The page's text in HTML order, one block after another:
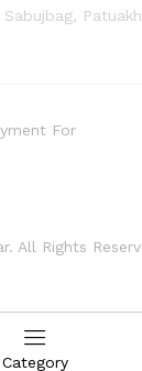
All Rights
For
Category